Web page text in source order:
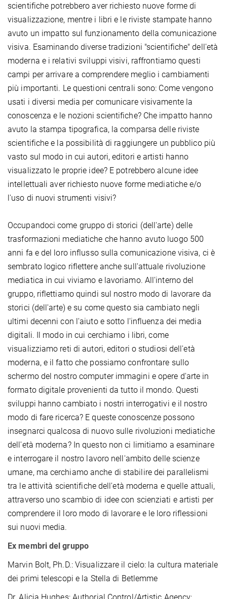
scientifiche potrebbero aver richiesto nuove forme di
visualizzazione, mentre i libri e le riviste stampate hanno
avuto un impatto sul funzionamento della comunicazione
visiva. Esaminando diverse tradizioni "scientifiche" dell'età
moderna e i relativi sviluppi visivi, raffrontiamo questi
campi per arrivare a comprendere meglio i cambiamenti
più importanti. Le questioni centrali sono: Come vengono
usati i diversi media per comunicare visivamente la
conoscenza e le nozioni scientifiche? Che impatto hanno
avuto la stampa tipografica, la comparsa delle riviste
scientifiche e la possibilità di raggiungere un pubblico più
vasto sul modo in cui autori, editori e artisti hanno
visualizzato le proprie idee? E potrebbero alcune idee
intellettuali aver richiesto nuove forme mediatiche e/o
l'uso di nuovi strumenti visivi?
Occupandoci come gruppo di storici (dell'arte) delle
trasformazioni mediatiche che hanno avuto luogo 500
anni fa e del loro influsso sulla comunicazione visiva, ci è
sembrato logico riflettere anche sull'attuale rivoluzione
mediatica in cui viviamo e lavoriamo. All'interno del
gruppo, riflettiamo quindi sul nostro modo di lavorare da
storici (dell'arte) e su come questo sia cambiato negli
ultimi decenni con l'aiuto e sotto l'influenza dei media
digitali. Il modo in cui cerchiamo i libri, come
visualizziamo reti di autori, editori o studiosi dell'età
moderna, e il fatto che possiamo confrontare sullo
schermo del nostro computer immagini e opere d'arte in
formato digitale provenienti da tutto il mondo. Questi
sviluppi hanno cambiato i nostri interrogativi e il nostro
modo di fare ricerca? E queste conoscenze possono
insegnarci qualcosa di nuovo sulle rivoluzioni mediatiche
dell'età moderna? In questo non ci limitiamo a esaminare
e interrogare il nostro lavoro nell'ambito delle scienze
umane, ma cerchiamo anche di stabilire dei parallelismi
tra le attività scientifiche dell'età moderna e quelle attuali,
attraverso uno scambio di idee con scienziati e artisti per
comprendere il loro modo di lavorare e le loro riflessioni
sui nuovi media.
Ex membri del gruppo
Marvin Bolt, Ph.D.: Visualizzare il cielo: la cultura materiale
dei primi telescopi e la Stella di Betlemme